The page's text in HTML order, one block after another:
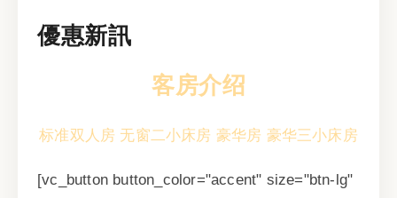
優惠新訊
客房介绍
标准双人房 无窗二小床房 豪华房 豪华三小床房
[vc_button button_color="accent" size="btn-lg"